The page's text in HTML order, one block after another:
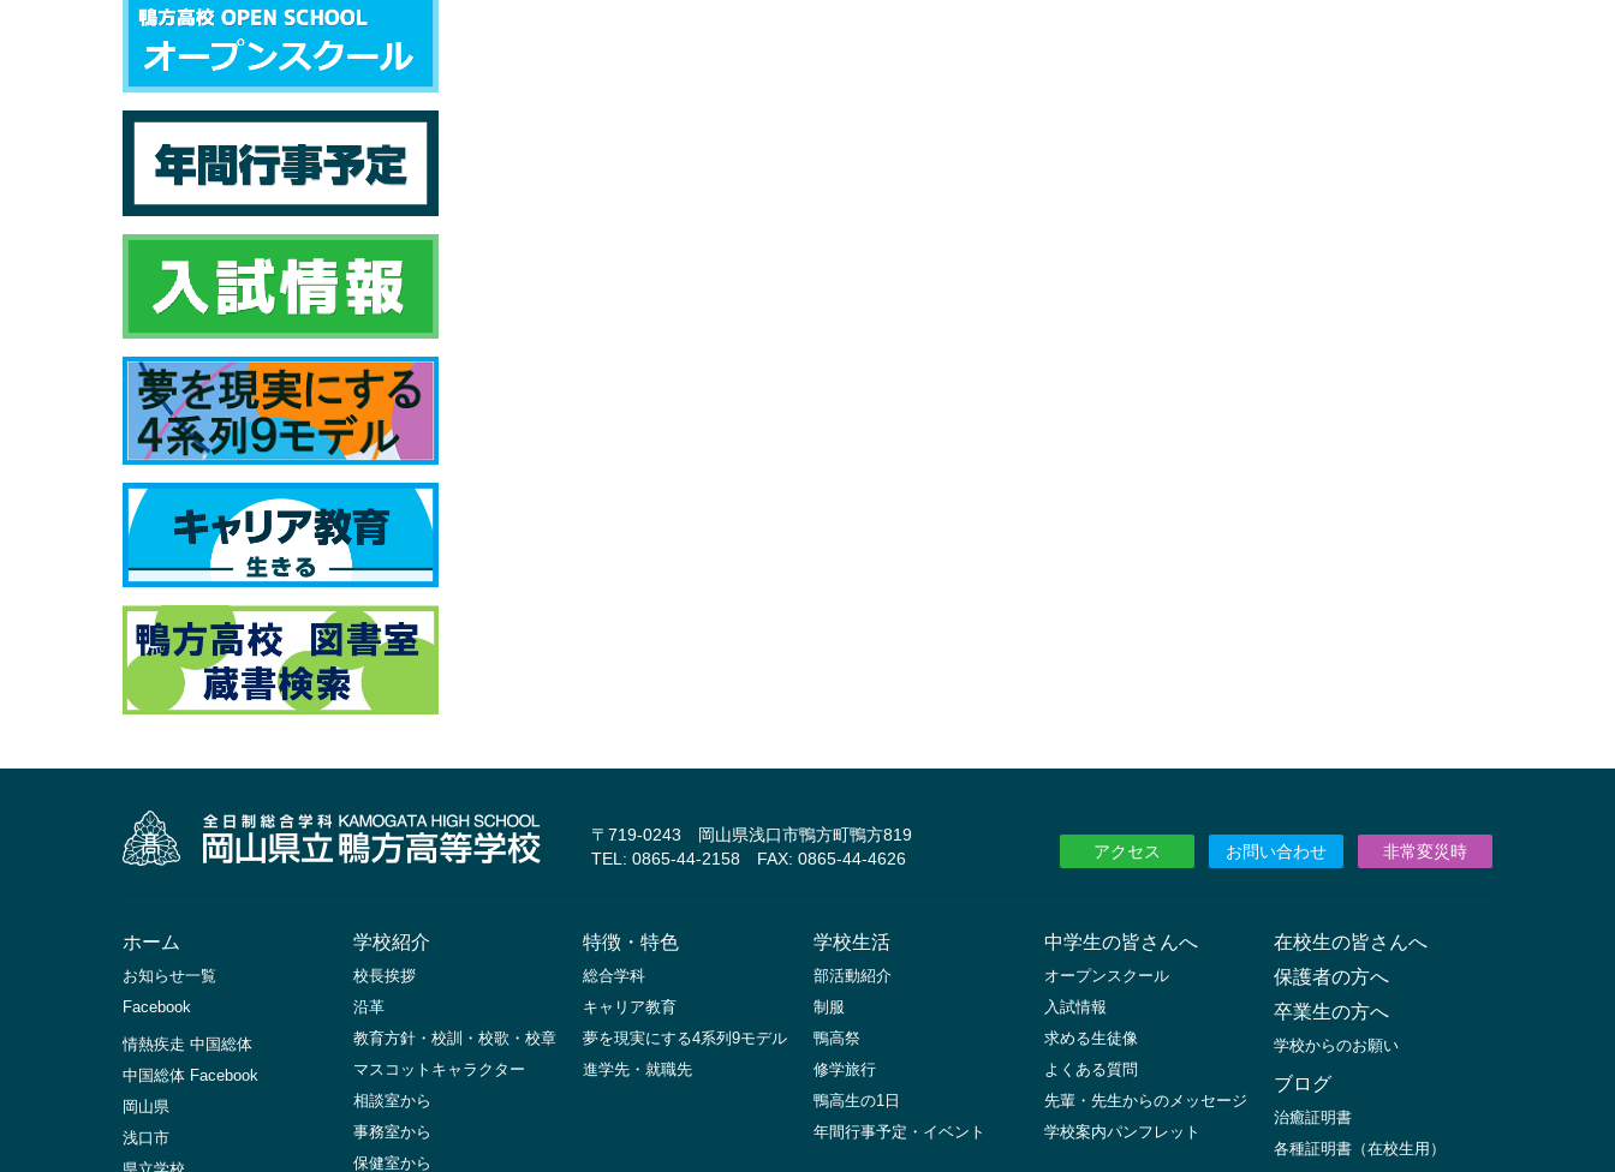
〒719-0243 岡山県浅口市鴨方町鴨方819
TEL: 0865-44-2158 FAX: 0865-44-4626
アクセス お問い合わせ 非常変災時
ホーム
お知らせ一覧
Facebook
情熱疾走 中国総体
中国総体 Facebook
岡山県
浅口市
学校紹介
校長挨拶
沿革
教育方針・校訓・校歌・校章
マスコットキャラクター
相談室から
事務室から
保健室から
特徴・特色
総合学科
キャリア教育
夢を現実にする4系列9モデル
進学先・就職先
学校生活
部活動紹介
制服
鴨高祭
修学旅行
鴨高生の1日
年間行事予定・イベント
中学生の皆さんへ
オープンスクール
入試情報
求める生徒像
よくある質問
先輩・先生からのメッセージ
学校案内パンフレット
在校生の皆さんへ
保護者の方へ
卒業生の方へ
学校からのお願い
ブログ
治癒証明書
各種証明書（在校生用）